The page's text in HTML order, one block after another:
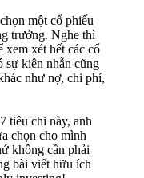
một cổ phiếu
trưởng. Nghe thì
xem xét hết các cổ
sự kiên nhẫn cũng
như nợ, chi phí,
tiêu chi này, anh
chọn cho mình
không cần phải
bài viết hữu ích